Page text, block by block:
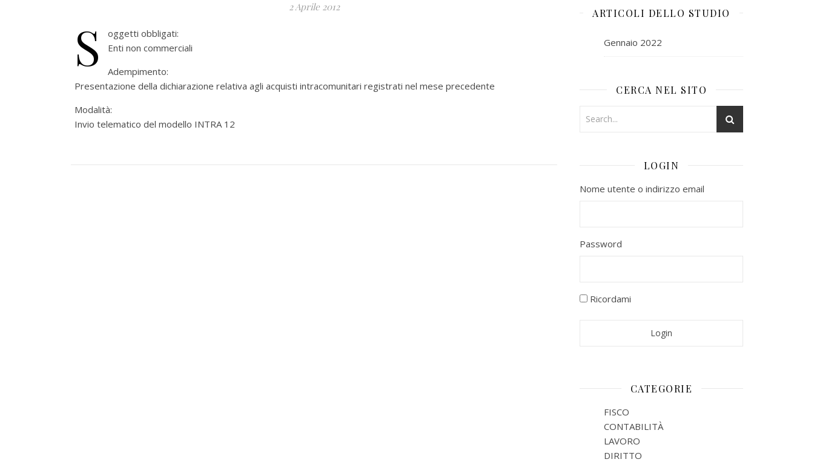
2 Aprile 2012
S
oggetti obbligati:
Enti non commerciali
Adempimento:
Presentazione della dichiarazione relativa agli acquisti intracomunitari registrati nel mese precedente
Modalità:
Invio telematico del modello INTRA 12
ARTICOLI DELLO STUDIO
Gennaio 2022
CERCA NEL SITO
LOGIN
Nome utente o indirizzo email
Password
Ricordami
CATEGORIE
FISCO
CONTABILITÀ
LAVORO
DIRITTO